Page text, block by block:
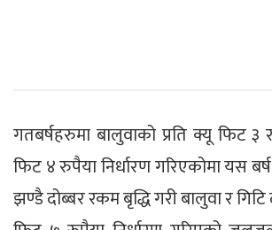
गतबर्षहरुमा बालुवाको प्रति क्यू फिट ३
फिट ४ रुपैया निर्धारण गरिएकोमा यस
झण्डै दोब्बर रकम बृद्धि गरी बालुवा र